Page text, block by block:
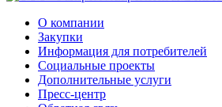
О компании
Закупки
Информация для потребителей
Социальные проекты
Дополнительные услуги
Пресс-центр